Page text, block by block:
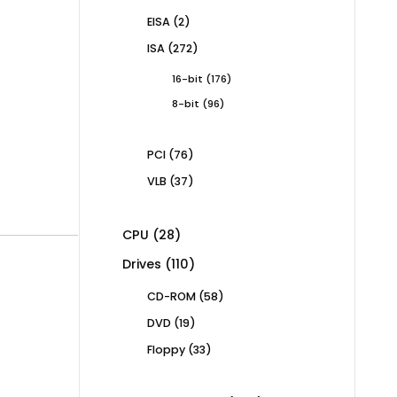
EISA 22
ISA 272272
16-bit 176176
8-bit 9696
PCI 7676
VLB 3737
CPU 2828
products
Drives 110110
CD-ROM 5858
DVD 1919
Floppy 3333